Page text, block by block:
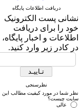
دریافت اطلاعات پایگاه
نشانی پست الکترونیک
خود را برای دریافت
اطلاعات و اخبار پایگاه،
در کادر زیر وارد کنید.
نظرسنجی
نظر شما در مورد کیفیت مطالب این
سایت چیست؟
عالی